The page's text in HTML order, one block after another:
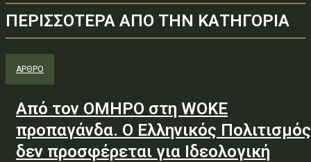
ΠΕΡΙΣΣΟΤΕΡΑ ΑΠΟ ΤΗΝ ΚΑΤΗΓΟΡΙΑ
ΑΡΘΡΟ
Από τον ΟΜΗΡΟ στη WOKE
προπαγάνδα. Ο Ελληνικός Πολιτισμός
δεν προσφέρεται για Ιδεολογική